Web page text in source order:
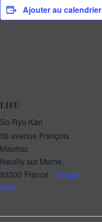
Ajouter au calendrier
LIEU
So Ryu Kan
36 avenue François
Mauriac
Neuilly sur Marne,
93330 France + Google
Map